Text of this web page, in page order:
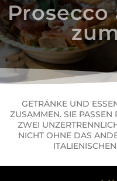
GETRÄNKE UND
ZUSAMMEN. SIE PASSEN
ZWEI
NICHT OHNE DAS